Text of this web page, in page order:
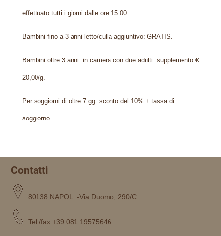
effettuato tutti i giorni dalle ore 15:00.
Bambini fino a 3 anni letto/culla aggiuntivo: GRATIS.
Bambini oltre 3 anni in camera con due adulti: supplemento €
20,00/g.
Per soggiorni di oltre 7 gg. sconto del 10% + tassa di
soggiorno.
Contatti
80138 NAPOLI -Via Duomo, 290/C
Tel./fax +39 081 19575646